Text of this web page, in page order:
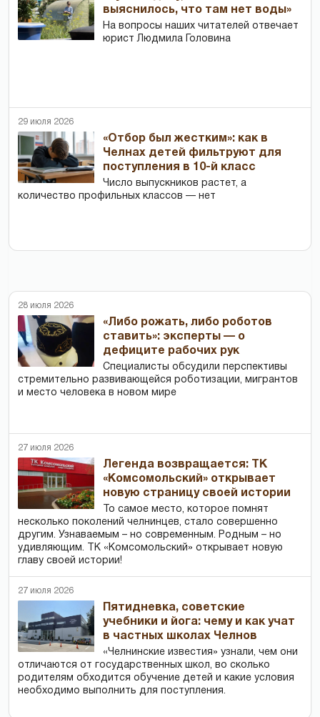
выяснилось, что там нет воды»
На вопросы наших читателей отвечает
юрист Людмила Головина
29 июля 2026
«Отбор был жестким»: как в
Челнах детей фильтруют для
поступления в 10-й класс
Число выпускников растет, а
количество профильных классов — нет
28 июля 2026
«Либо рожать, либо роботов
ставить»: эксперты — о
дефиците рабочих рук
Специалисты обсудили перспективы
стремительно развивающейся роботизации, мигрантов
и место человека в новом мире
27 июля 2026
Легенда возвращается: ТК
«Комсомольский» открывает
новую страницу своей истории
То самое место, которое помнят
несколько поколений челнинцев, стало совершенно
другим. Узнаваемым – но современным. Родным – но
удивляющим. ТК «Комсомольский» открывает новую
главу своей истории!
27 июля 2026
Пятидневка, советские
учебники и йога: чему и как учат
в частных школах Челнов
«Челнинские известия» узнали, чем они
отличаются от государственных школ, во сколько
родителям обходится обучение детей и какие условия
необходимо выполнить для поступления.